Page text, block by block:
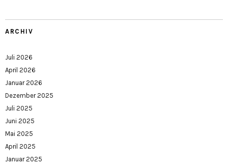
ARCHIV
Juli 2026
April 2026
Januar 2026
Dezember 2025
Juli 2025
Juni 2025
Mai 2025
April 2025
Januar 2025